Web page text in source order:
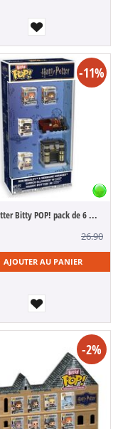
-11%
Harry Potter Bitty POP! pack de 6 mini s
26.90
AJOUTER AU PANIER
-2%